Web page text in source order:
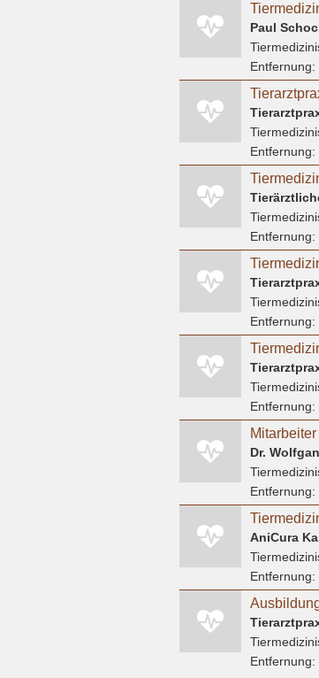
Paul
Entfernung:
Entfernung:
Entfernung:
Entfernung:
Entfernung:
Dr.
Entfernung:
Entfernung:
Entfernung: